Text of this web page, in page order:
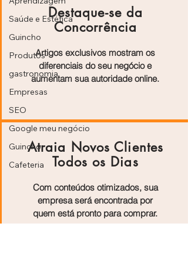
Saúde e Estética
Guincho
Produtos
gastronomia
Empresas
SEO
Google meu negócio
Guincho
Cafeteria
Destaque-se da
Concorrência
Artigos exclusivos mostram os
diferenciais do seu negócio e
aumentam sua autoridade online.
Atraia Novos Clientes
Todos os Dias
Com conteúdos otimizados, sua
empresa será encontrada por
quem está pronto para comprar.